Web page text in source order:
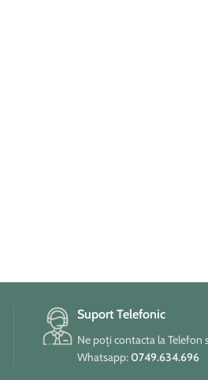
Suport Telefonic
Ne poți contacta la Telefon
Whatsapp:0749.634.696